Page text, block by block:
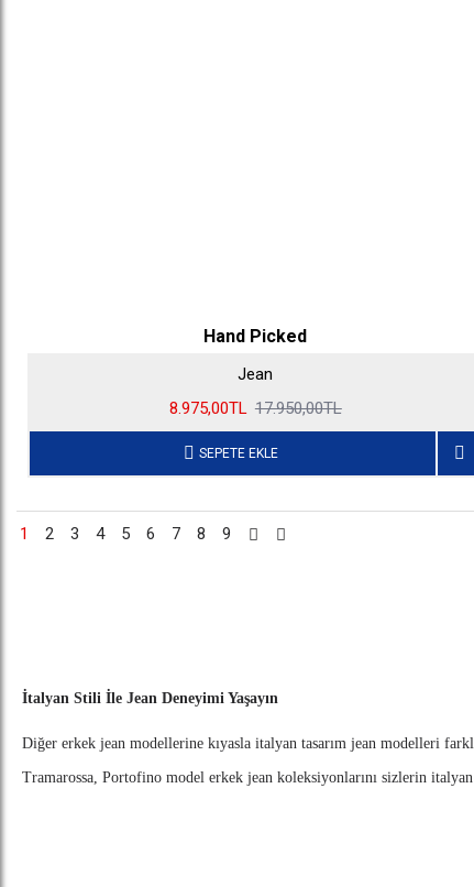
Hand Picked
Jean
8.975,00TL 17.950,00TL
SEPETE EKLE
1 2 3 4 5 6 7 8 9
İtalyan Stili İle Jean Deneyimi Yaşayın
Diğer erkek jean modellerine kıyasla italyan tasarım jean modelleri
Tramarossa, Portofino model erkek jean koleksiyonlarını sizlerin